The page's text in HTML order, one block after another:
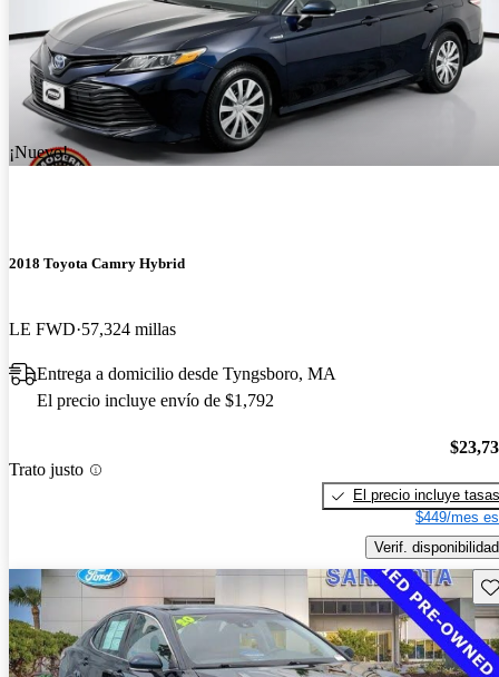
¡Nuevo!
2018 Toyota Camry Hybrid
LE FWD 57,324 millas
Entrega a domicilio desde Tyngsboro, MA
El precio incluye envío de $1,792
Trato justo
El precio incluye tasas
$449/mes
Verif. disponibilidad